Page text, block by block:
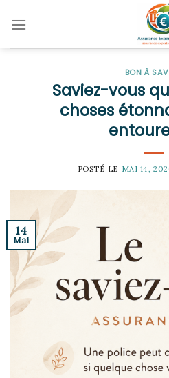
BON À
Saviez-vous
choses
POSTÉ LE MAI 14,
14
Mai